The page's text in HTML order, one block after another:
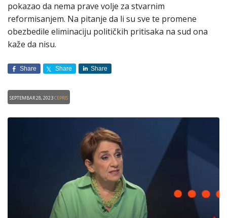
pokazao da nema prave volje za stvarnim
reformisanjem. Na pitanje da li su sve te promene
obezbedile eliminaciju političkih pritisaka na sud ona
kaže da nisu.
Share Share Share
Septembar 28, 2023CEPRIS